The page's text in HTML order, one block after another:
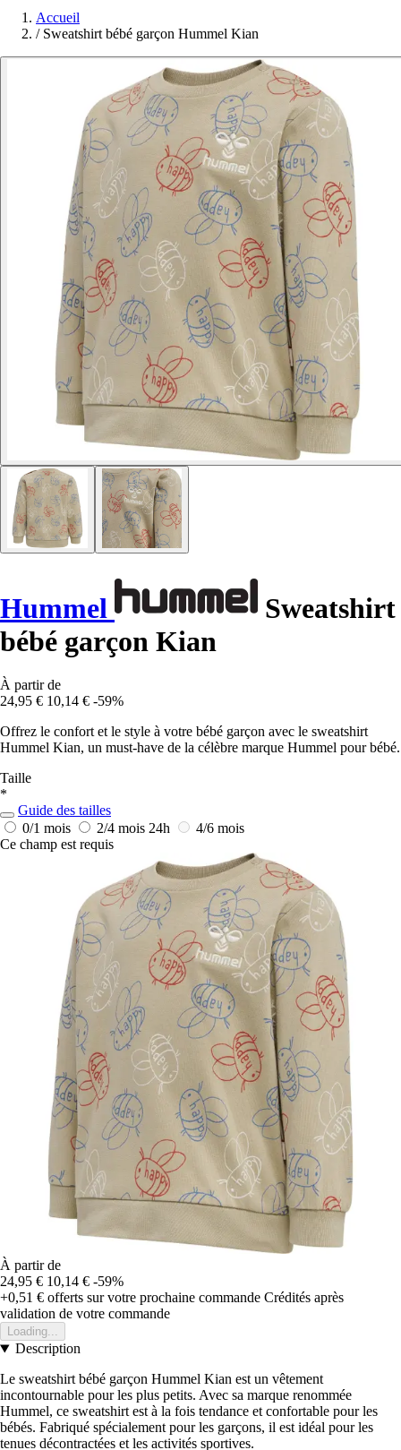
Accueil
/ Sweatshirt bébé garçon Hummel Kian
Hummel
Sweatshirt
bébé garçon Kian
À partir de
24,95 € 10,14 € -59%
Offrez le confort et le style à votre bébé garçon avec le sweatshirt
Hummel Kian, un must-have de la célèbre marque Hummel pour bébé.
Taille
*
Guide des tailles
0/1 mois
2/4 mois 24h
4/6 mois
Ce champ est requis
À partir de
24,95 € 10,14 € -59%
+0,51 € offerts sur votre prochaine commande Crédités après
validation de votre commande
Loading...
Description
Le sweatshirt bébé garçon Hummel Kian est un vêtement
incontournable pour les plus petits. Avec sa marque renommée
Hummel, ce sweatshirt est à la fois tendance et confortable pour les
bébés. Fabriqué spécialement pour les garçons, il est idéal pour les
tenues décontractées et les activités sportives.